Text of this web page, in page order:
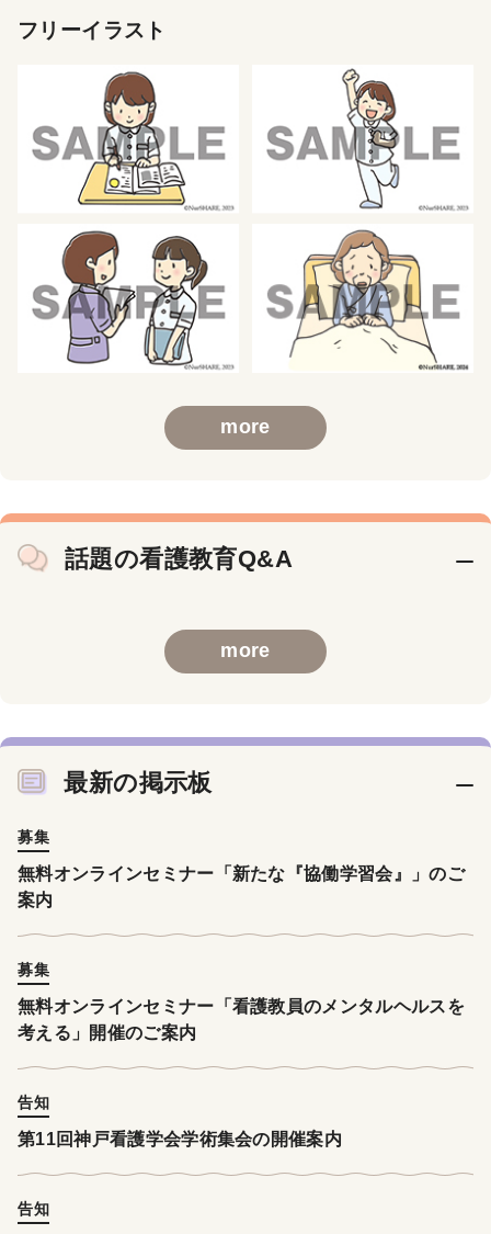
フリーイラスト
more
話題の看護教育Q&A
more
最新の掲示板
募集
無料オンラインセミナー「新たな『協働学習会』」のご
案内
募集
無料オンラインセミナー「看護教員のメンタルヘルスを
考える」開催のご案内
告知
第11回神戸看護学会学術集会の開催案内
告知